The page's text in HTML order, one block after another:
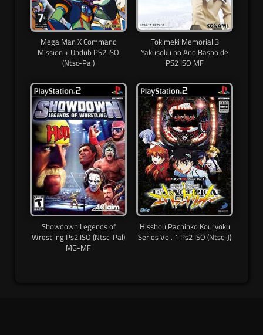
Mega Man X Command
Mission + Undub PS2 ISO
(Ntsc-Pal)
Tokimeki Memorial 3
Yakusoku no Ano Basho de
PS2 ISO MF
Showdown Legends of
Wrestling Ps2 ISO (Ntsc-Pal)
MG-MF
Hisshou Pachinko Kouryoku
Series Vol. 1 Ps2 ISO (Ntsc-J)